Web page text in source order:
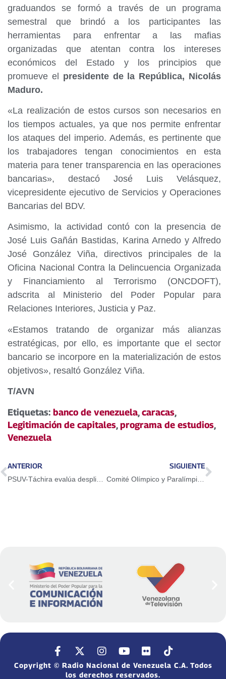
graduandos se formó a través de un programa
semestral que brindó a los participantes las
herramientas para enfrentar a las mafias
organizadas que atentan contra los intereses
económicos del Estado y los principios que
promueve el presidente de la República, Nicolás
Maduro.
«La realización de estos cursos son necesarios en
los tiempos actuales, ya que nos permite enfrentar
los ataques del imperio. Además, es pertinente que
los trabajadores tengan conocimientos en esta
materia para tener transparencia en las operaciones
bancarias», destacó José Luis Velásquez,
vicepresidente ejecutivo de Servicios y Operaciones
Bancarias del BDV.
Asimismo, la actividad contó con la presencia de
José Luis Gañán Bastidas, Karina Arnedo y Alfredo
José González Viña, directivos principales de la
Oficina Nacional Contra la Delincuencia Organizada
y Financiamiento al Terrorismo (ONCDOFT),
adscrita al Ministerio del Poder Popular para
Relaciones Interiores, Justicia y Paz.
«Estamos tratando de organizar más alianzas
estratégicas, por ello, es importante que el sector
bancario se incorpore en la materialización de estos
objetivos», resaltó González Viña.
T/AVN
Etiquetas: banco de venezuela,caracas,
Legitimación de capitales,programa de estudios,
Venezuela
ANTERIOR SIGUIENTE
Comité Olímpico y Paralímpico de EEUU sancionará a atletas que protestaron en Juegos Panamericanos
Copyright © Radio Nacional de Venezuela C.A. Todos
los derechos reservados.